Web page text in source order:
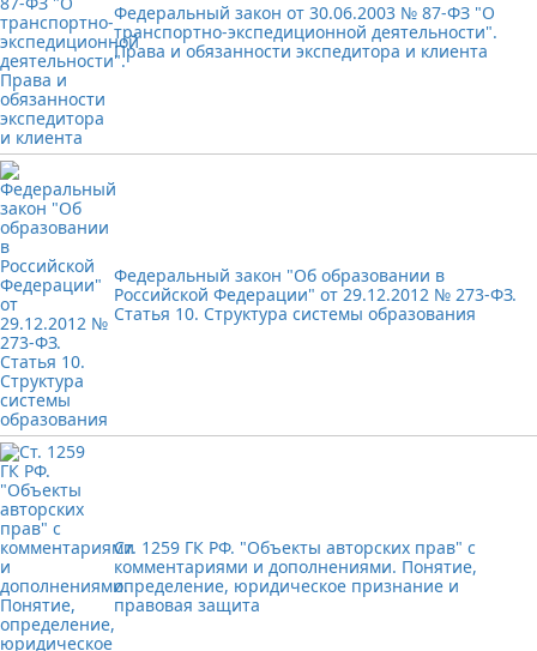
Федеральный закон от 30.06.2003 № 87-ФЗ "О
транспортно-экспедиционной деятельности".
Права и обязанности экспедитора и клиента
Федеральный закон "Об образовании в
Российской Федерации" от 29.12.2012 № 273-ФЗ.
Статья 10. Структура системы образования
Ст. 1259 ГК РФ. "Объекты авторских прав" с
комментариями и дополнениями. Понятие,
определение, юридическое признание и
правовая защита